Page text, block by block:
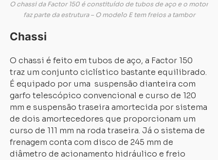
O chassi da Factor 150 é constituído de tubos de aço e o motor
faz parte da estrutura – O modelo E tem freios a tambor
Chassi
O chassi é feito em tubos de aço, a Factor 150
traz um conjunto ciclístico bastante equilibrado.
É equipado por uma suspensão dianteira com
garfo telescópico convencional e curso de 120
mm e suspensão traseira amortecida por sistema
de dois amortecedores que proporcionam um
curso de 111 mm na roda traseira. Já o sistema de
frenagem conta com disco de 245 mm de
diâmetro de acionamento hidráulico e freio